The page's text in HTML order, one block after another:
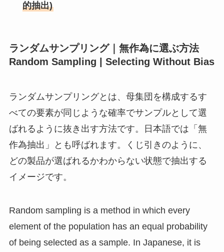
的抽出)
ランダムサンプリング｜無作為に選ぶ方法
Random Sampling | Selecting Without Bias
ランダムサンプリングとは、母集団を構成するす
べての要素が同じような確率でサンプルとして選
ばれるように抜き出す方法です。日本語では「無
作為抽出」とも呼ばれます。くじ引きのように、
どの製品が選ばれるかわからない状態で抽出する
イメージです。
Random sampling is a method in which every
element of the population has an equal probability
of being selected as a sample. In Japanese, it is